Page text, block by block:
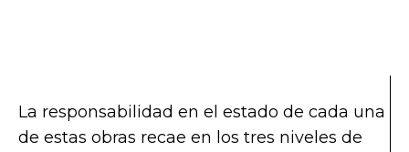
La responsabilidad en el estado de cada una
de estas obras recae en los tres niveles de